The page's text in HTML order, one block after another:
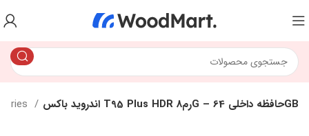
اندروید باکس T95 Plus HDR رم8G – حافظه داخلی 64GB